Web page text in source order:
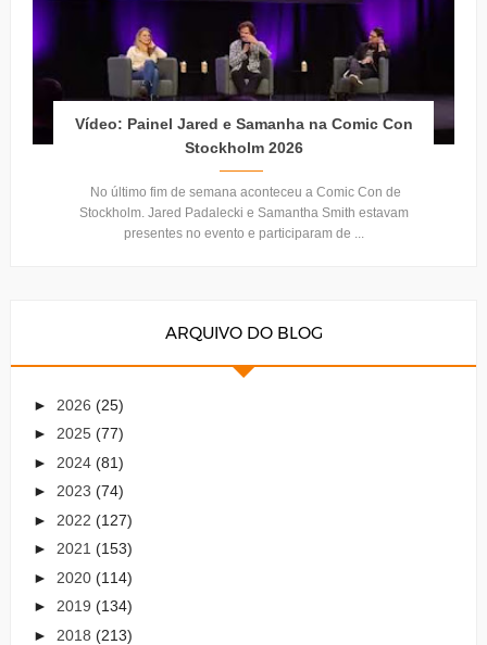
Vídeo: Painel Jared e Samanha na Comic Con
Stockholm 2026
No último fim de semana aconteceu a Comic Con de
Stockholm. Jared Padalecki e Samantha Smith estavam
presentes no evento e participaram de ...
ARQUIVO DO BLOG
► 2026 (25)
► 2025 (77)
► 2024 (81)
► 2023 (74)
► 2022 (127)
► 2021 (153)
► 2020 (114)
► 2019 (134)
► 2018 (213)